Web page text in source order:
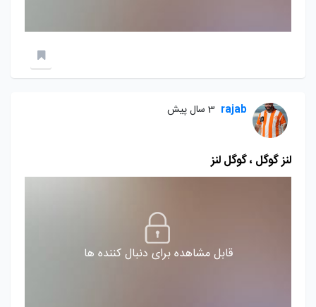
rajab 3 سال پیش
لنز گوگل ، گوگل لنز
قابل مشاهده برای دنبال کننده ها